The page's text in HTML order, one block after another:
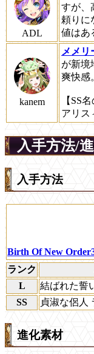
ADL
すが、
頼りに
値はあ
kanem
メメリ
が新境
爽快感
【SS
アリス
入手方法/
入手方法
Birth Of New
ランク
L
結ばれた誓
SS
貞淑な侶人
進化素材